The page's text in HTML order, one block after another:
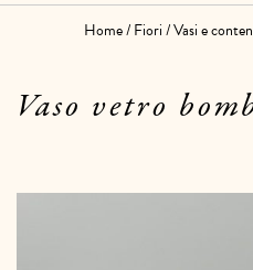
Home/Fiori/Vasi e
Vaso vetro